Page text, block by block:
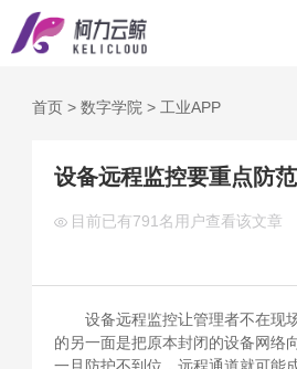
首页> 数字学院 > 工业APP
设备远程监控要重点防
目前已有791名用户查看该文章
设备远程监控让管理者不在现
的另一面是把原本封闭的设备网络